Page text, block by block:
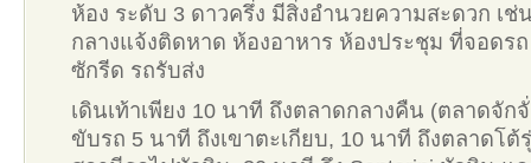
ห้อง ระดับ 3 ดาวครึ่ง มีสิ่งอำนวยความสะดวก เช่
กลางแจ้งติดหาด ห้องอาหาร ห้องประชุม ที่จอดร
ซักรีด รถรับส่ง
เดินเท้าเพียง 10 นาที ถึงตลาดกลางคืน (ตลาดจัก
ขับรถ 5 นาที ถึงเขาตะเกียบ, 10 นาที ถึงตลาดโต้